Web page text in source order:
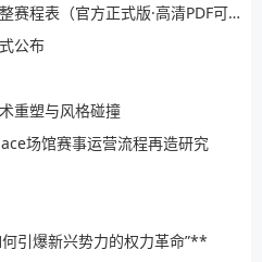
2026年美加墨世界杯小组赛完整赛程表（官方正式版·高清PDF可下载）
公布
重塑与风格碰撞
场馆赛事运营流程再造研究
引爆新兴势力的权力革命”**